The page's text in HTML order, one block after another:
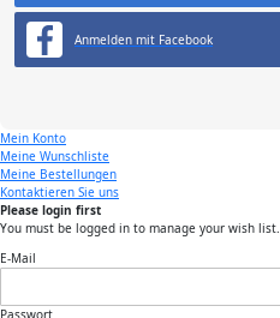
Anmelden mit Facebook
Mein Konto
Meine Wunschliste
Meine Bestellungen
Kontaktieren Sie uns
Please login first
You must be logged in to manage your wish list.
E-Mail
Passwort